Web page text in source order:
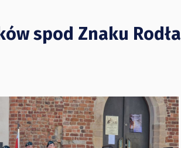
spod Znaku Rodła